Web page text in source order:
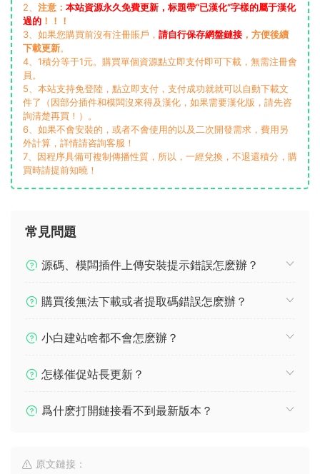
2、 注意： 本站資源永久免費更新，标題帶“已漢化”字樣的屬于漢化
過的 ！！！
3、如果您購買前沒有注冊賬戶， 請自行保存網盤鏈接 ，方便後續
下載更新。
4、1積分等于1元。購買單個資源點立即支付即可下載，無需注冊會
員。
5、本站支持免登陸，點立即支付，支付成功就就可以自動下載文
件了（因部分插件和模闆沒來得及漢化，如果需要漢化版，請先咨
詢清楚再買！）。
6、如果不會安裝的，或者不會使用的以及二次開發需求，費用另
外計算，詳情請咨詢客服！
7、因程序具備可複制傳播性質，所以，一經兌換，不退還積分，購
買時請提前知曉！
常見問題
源碼、模闆插件上傳安裝提示錯誤怎麽辦？
購買後無法下載或者提取碼錯誤怎麽辦？
小白建站啥都不會怎麽辦？
怎樣催促站長更新？
爲什麽打開鏈接看不到最新版本？
原文鏈接：